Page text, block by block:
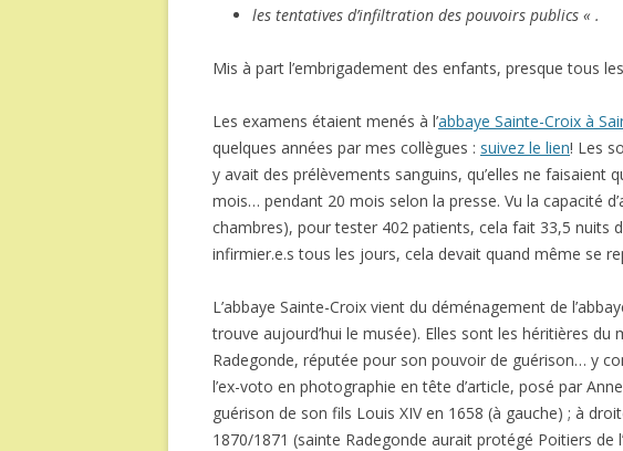
les tentatives d’infiltration des pouvoirs publics « .
Mis à part l’embrigadement des enfants, presque tous
Les examens étaient menés à l’abbaye Sainte-Croix à
quelques années par mes collègues : suivez le lien! Les
y avait des prélèvements sanguins, qu’elles ne faisaient
mois… pendant 20 mois selon la presse. Vu la capacité
chambres), pour tester 402 patients, cela fait 33,5 nuits
infirmier.e.s tous les jours, cela devait quand même se
L’abbaye Sainte-Croix vient du déménagement de
trouve aujourd’hui le musée). Elles sont les héritières
Radegonde, réputée pour son pouvoir de guérison… y
l’ex-voto en photographie en tête d’article, posé par
guérison de son fils Louis XIV en 1658 (à gauche) ; à
1870/1871 (sainte Radegonde aurait protégé Poitiers de